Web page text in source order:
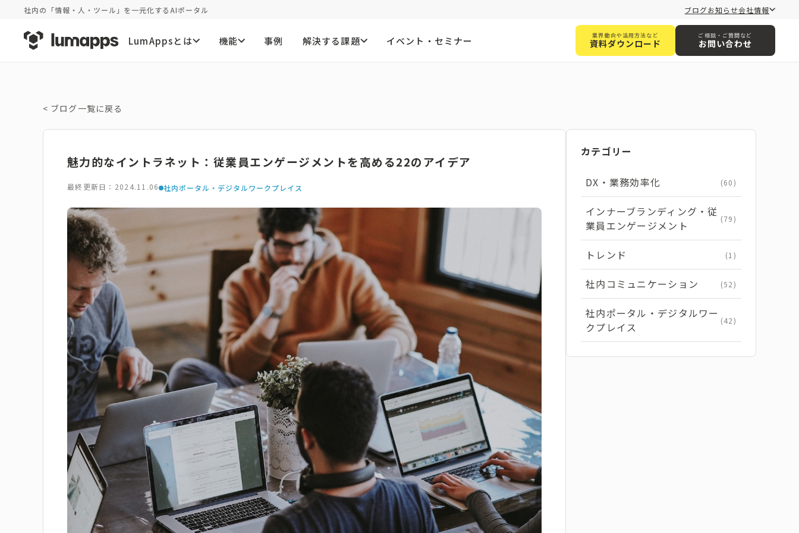
社内の「情報・人・ツール」を一元化するAIポータル ブログお知らせ会社情報
LumAppsとは 機能 事例 解決する課題 イベント・セミナー 業界動向や活用方法など
資料ダウンロード
ご相談・ご質問など
お問い合わせ
< ブログ一覧に戻る
魅力的なイントラネット：従業員エンゲージメントを高める22のアイデア
最終更新日：2024.11.06 社内ポータル・デジタルワークプレイス
カテゴリー
DX・業務効率化 (60)
インナーブランディング・従
業員エンゲージメント
(79)
トレンド (1)
社内コミュニケーション (52)
社内ポータル・デジタルワー
クプレイス
(42)